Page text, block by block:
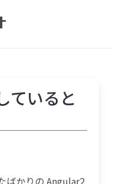
ていると
ばかりの Angular2